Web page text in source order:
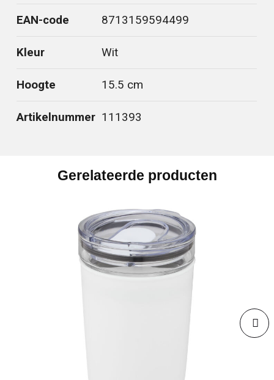
EAN-code 8713159594499
Kleur Wit
Hoogte 15.5 cm
Artikelnummer 111393
Gerelateerde producten